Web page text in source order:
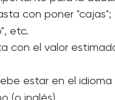
el INE (en
List)
para la
etc.
con el valor